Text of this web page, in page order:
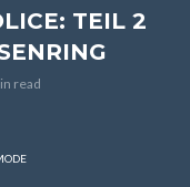
TEIL 2
read